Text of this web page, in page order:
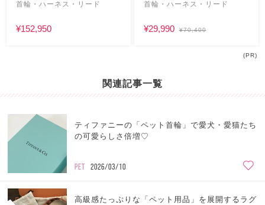
首輪・ハーネス・リード
¥152,950
首輪・ハーネス・リード
¥29,990 ¥70,400
(PR)
関連記事一覧
ティファニーの「ペット首輪」で愛犬・愛猫たち
の可愛らしさ倍増♡
PET 2026/03/10
高級感たっぷりな「ペット用品」を展開するラグ